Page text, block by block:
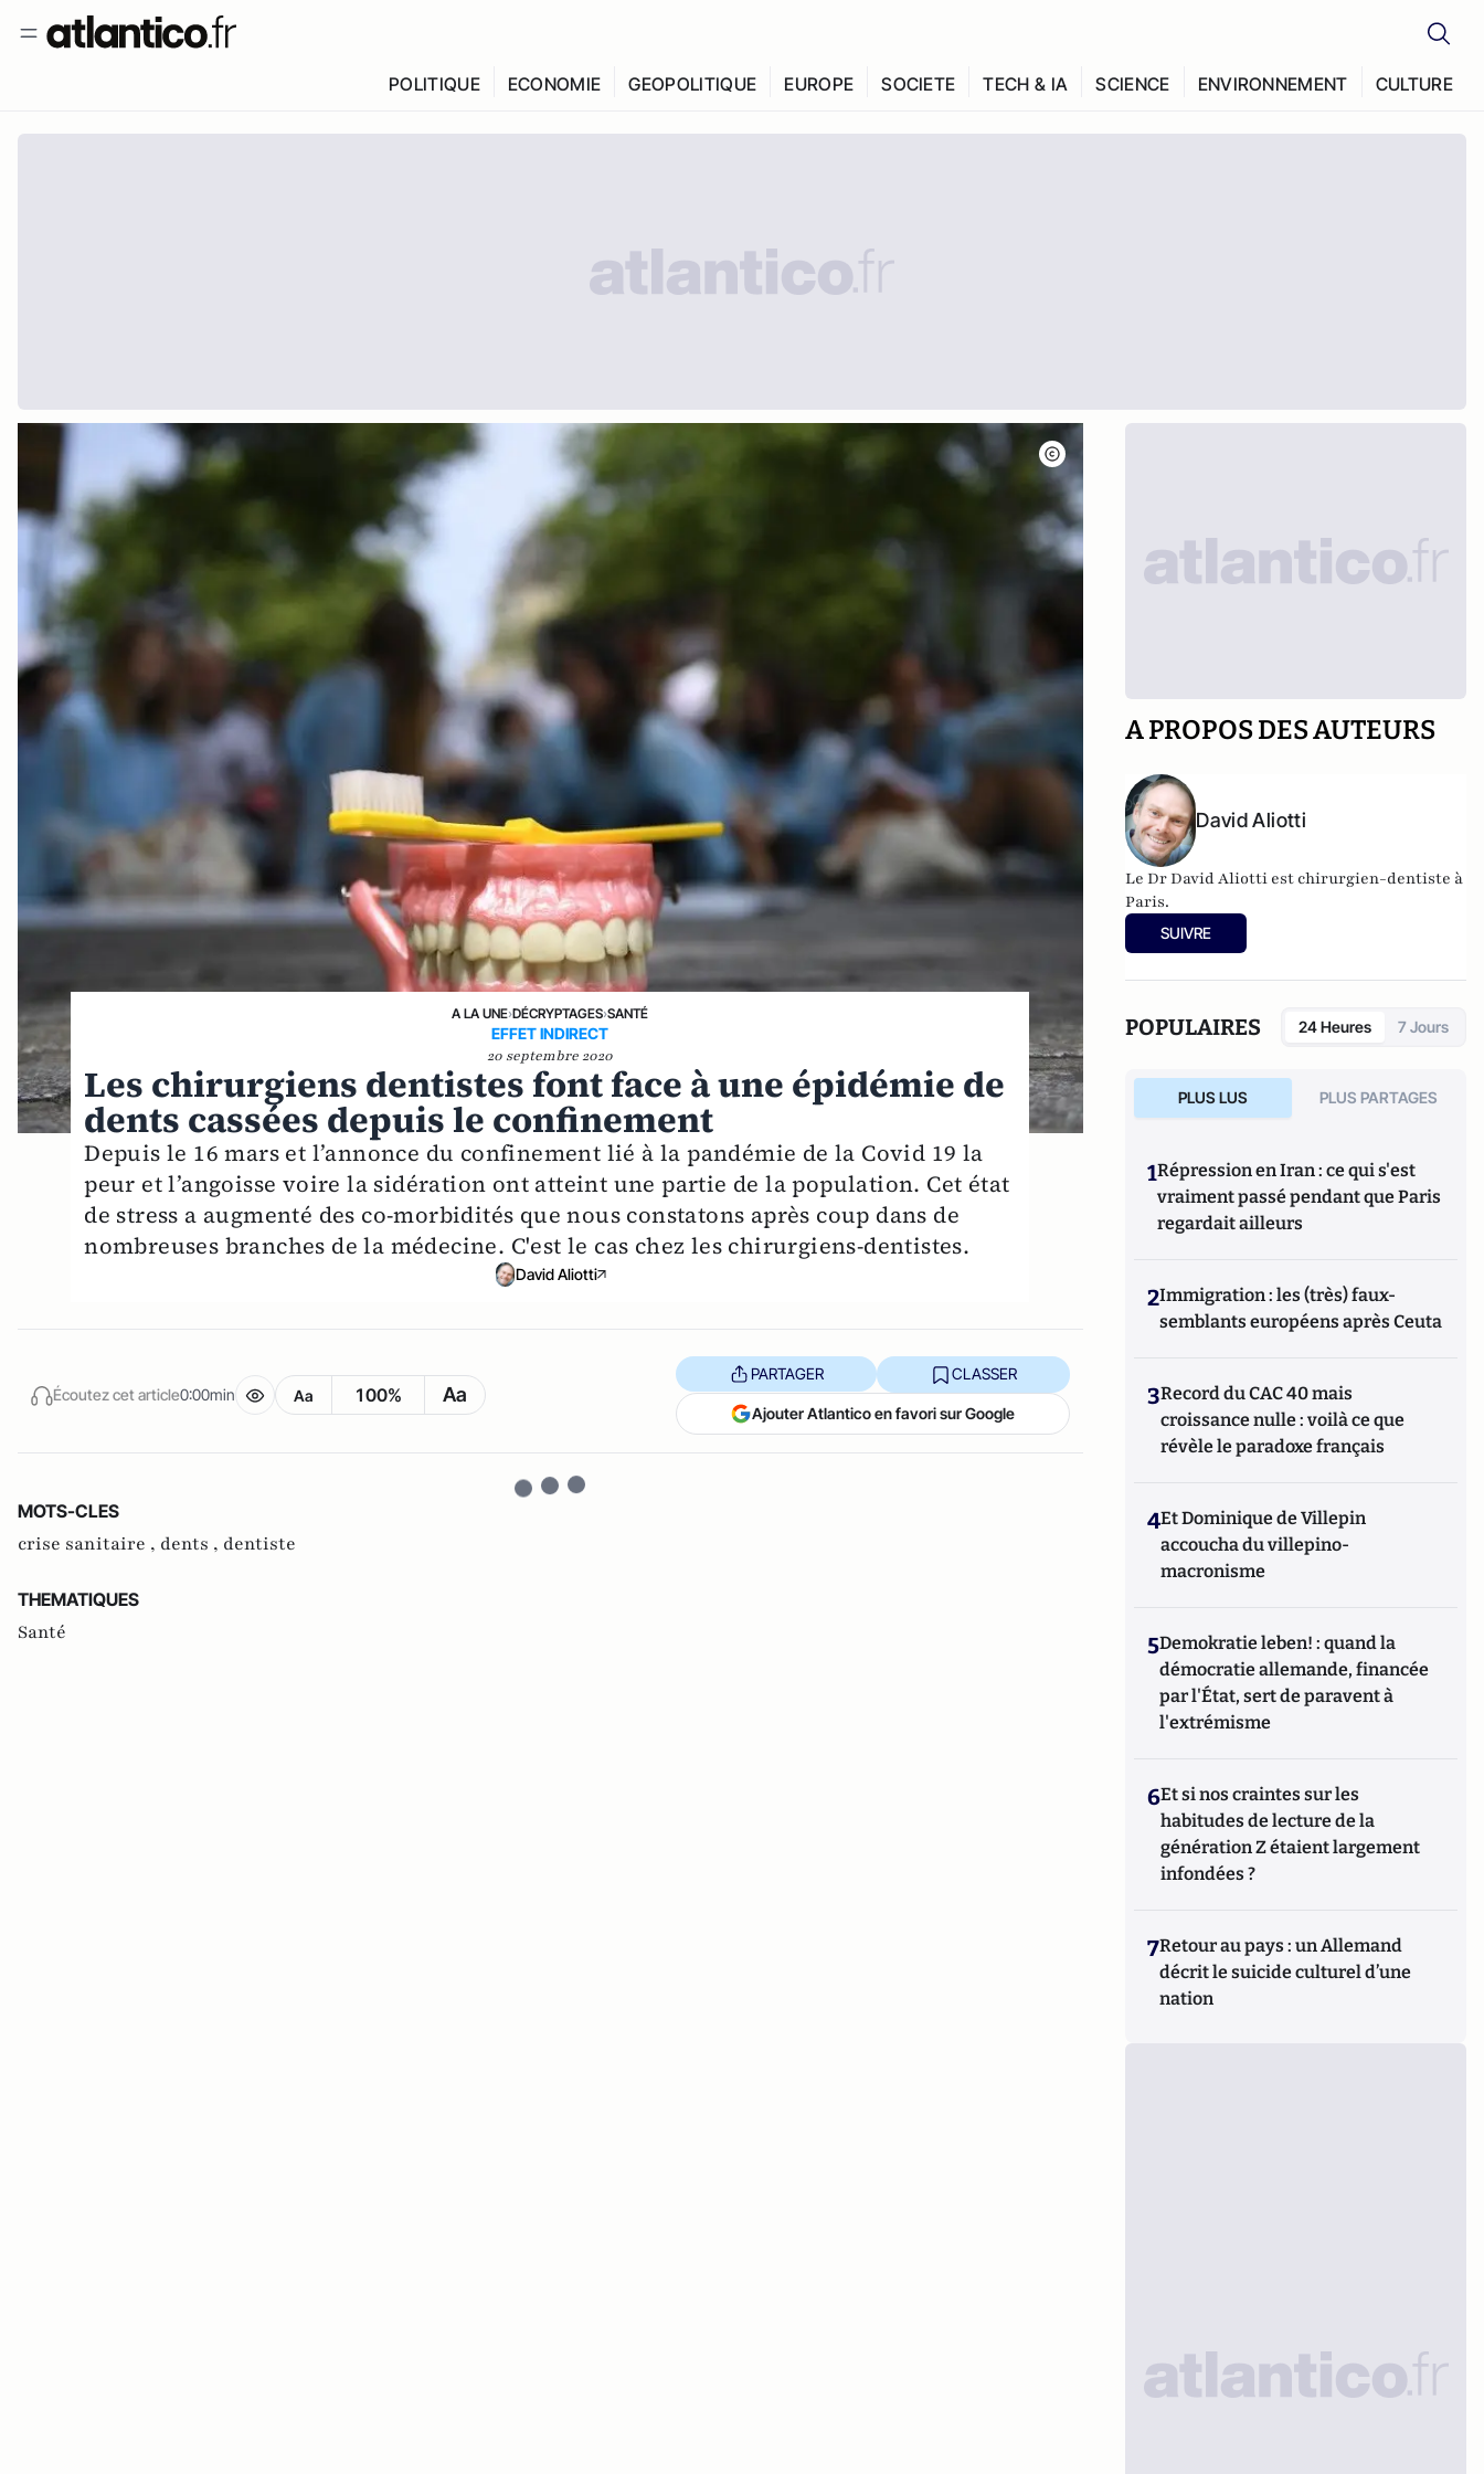
POLITIQUE ECONOMIE GEOPOLITIQUE EUROPE SOCIETE TECH & IA SCIENCE ENVIRONNEMENT CULTURE
A LA UNE›DÉCRYPTAGES›SANTÉ
EFFET INDIRECT
20 septembre 2020
Les chirurgiens dentistes font face à une épidémie de
dents cassées depuis le confinement
Depuis le 16 mars et l’annonce du confinement lié à la pandémie de la Covid 19 la
peur et l’angoisse voire la sidération ont atteint une partie de la population. Cet état
de stress a augmenté des co-morbidités que nous constatons après coup dans de
nombreuses branches de la médecine. C'est le cas chez les chirurgiens-dentistes.
David Aliotti
Écoutez cet article0:00min Aa 100% Aa
PARTAGER CLASSER
Ajouter Atlantico en favori sur Google
MOTS-CLES
crise sanitaire , dents , dentiste
THEMATIQUES
Santé
A PROPOS DES AUTEURS
David Aliotti
Le Dr David Aliotti est chirurgien-dentiste à
Paris.
SUIVRE
POPULAIRES 24 Heures 7 Jours
PLUS LUS PLUS PARTAGES
1Répression en Iran : ce qui s'est
vraiment passé pendant que Paris
regardait ailleurs
2Immigration : les (très) faux-
semblants européens après Ceuta
3Record du CAC 40 mais
croissance nulle : voilà ce que
révèle le paradoxe français
4Et Dominique de Villepin
accoucha du villepino-
macronisme
5Demokratie leben! : quand la
démocratie allemande, financée
par l'État, sert de paravent à
l'extrémisme
6Et si nos craintes sur les
habitudes de lecture de la
génération Z étaient largement
infondées ?
7Retour au pays : un Allemand
décrit le suicide culturel d’une
nation